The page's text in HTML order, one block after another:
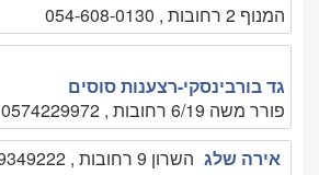
המנוף 2 רחובות , 054-608-0130
גד בורבינסקי-רצענות סוסים
פורר משה 6/19 רחובות , 0574229972
אירה שלג השרון 9 רחובות , 089349222